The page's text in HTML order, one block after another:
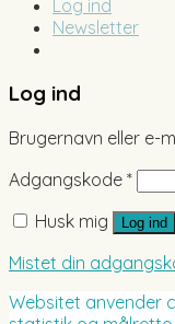
Log ind
Newsletter
Log ind
Brugernavn eller e-
Adgangskode *
Husk mig
Log ind
Mistet din
Websitet anvender